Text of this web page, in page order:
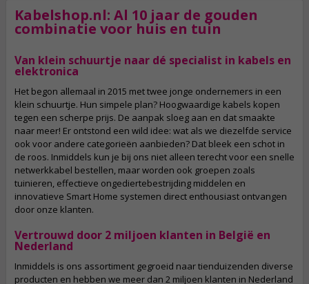
Kabelshop.nl: Al 10 jaar de gouden
combinatie voor huis en tuin
Van klein schuurtje naar dé specialist in kabels en
elektronica
Het begon allemaal in 2015 met twee jonge ondernemers in een
klein schuurtje. Hun simpele plan? Hoogwaardige kabels kopen
tegen een scherpe prijs. De aanpak sloeg aan en dat smaakte
naar meer! Er ontstond een wild idee: wat als we diezelfde service
ook voor andere categorieën aanbieden? Dat bleek een schot in
de roos. Inmiddels kun je bij ons niet alleen terecht voor een snelle
netwerkkabel bestellen, maar worden ook groepen zoals
tuinieren, effectieve ongediertebestrijding middelen en
innovatieve Smart Home systemen direct enthousiast ontvangen
door onze klanten.
Vertrouwd door 2 miljoen klanten in België en
Nederland
Inmiddels is ons assortiment gegroeid naar tienduizenden diverse
producten en hebben we meer dan 2 miljoen klanten in Nederland